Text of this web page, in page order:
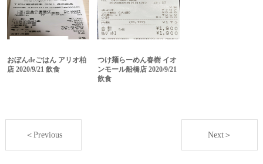
おぼんdeごはん アリオ柏
店 2020/9/21 飲食
つけ麺らーめん春樹 イオ
ンモール船橋店 2020/9/21
飲食
＜Previous Next＞